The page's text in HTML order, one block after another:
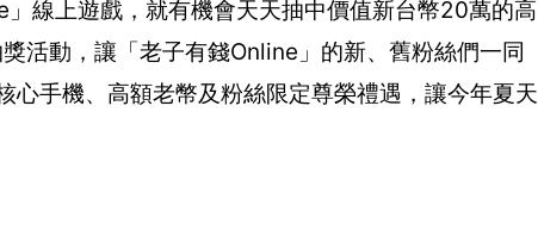
線上遊戲，就有機會天天抽中價值新台幣20萬的高
活動，讓「老子有錢Online」的新、舊粉絲們一同
手機、高額老幣及粉絲限定尊榮禮遇，讓今年夏天